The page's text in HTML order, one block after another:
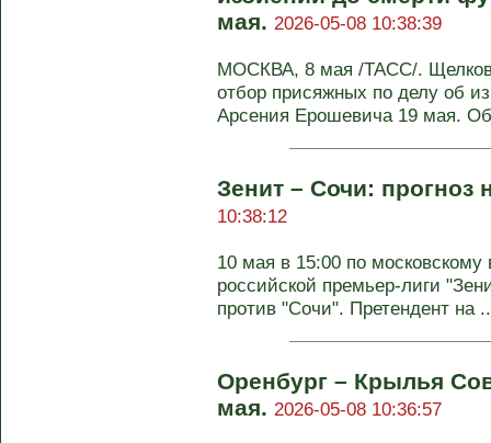
мая. 2026-05-08 10:38:39
МОСКВА, 8 мая /ТАСС/.
отбор присяжных по делу об
Арсения Ерошевича 19 мая.
Зенит – Сочи: прогноз
10:38:12
10 мая в 15:00 по московскому
российской премьер-лиги
против "Сочи". Претендент на
Оренбург – Крылья
мая. 2026-05-08 10:36:57